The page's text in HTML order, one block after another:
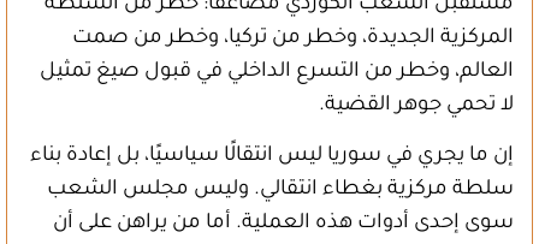
مستقبل الشعب الكوردي مضاعفًا: خطر من السلطة
المركزية الجديدة، وخطر من تركيا، وخطر من صمت
العالم، وخطر من التسرع الداخلي في قبول صيغ تمثيل
لا تحمي جوهر القضية.
إن ما يجري في سوريا ليس انتقالًا سياسيًا، بل إعادة بناء
سلطة مركزية بغطاء انتقالي. وليس مجلس الشعب
سوى إحدى أدوات هذه العملية. أما من يراهن على أن